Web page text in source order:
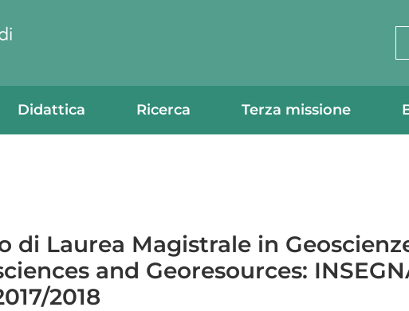
Didattica Ricerca Terza missione
di Laurea Magistrale in
and Georesources:
2018